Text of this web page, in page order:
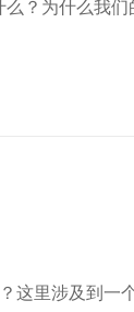
里涉及到